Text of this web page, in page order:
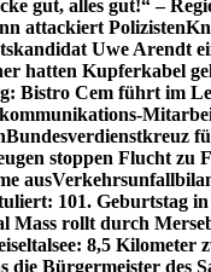
gut, alles gut!“ –
attackiert Polizisten
Uwe Arendt
hatten Kupferkabel
Bistro Cem führt im
Bundesverdienstkreuz
stoppen Flucht zu
aus
101. Geburtstag
Mass rollt durch
8,5 Kilometer
Bürgermeister des